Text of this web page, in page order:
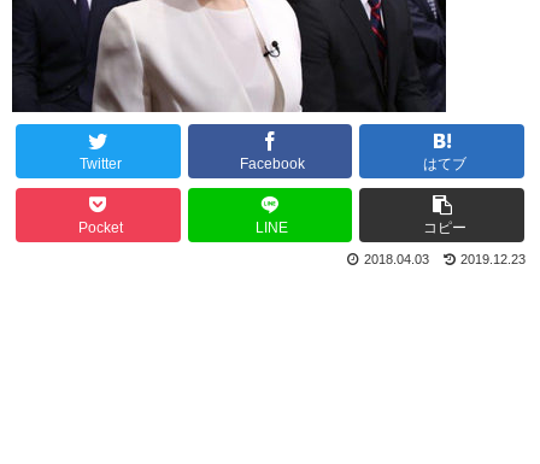
Twitter Facebook はてブ
Pocket LINE コピー
2019.12.23
2018.04.03